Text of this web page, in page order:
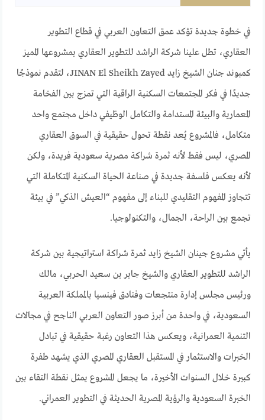
في خطوة جديدة تؤكد عمق التعاون العربي في قطاع التطوير
العقاري، تطل علينا شركة الراشد للتطوير العقاري بمشروعها المميز
كمبوند جنان الشيخ زايد JINAN El Sheikh Zayed، لتقدم نموذجًا
جديدًا في فكر المجتمعات السكنية الراقية التي تمزج بين الفخامة
المعمارية والبيئة المستدامة والتكامل الوظيفي داخل مجتمع واحد
متكامل، فالمشروع يُعد نقطة تحول حقيقية في السوق العقاري
المصري، ليس فقط لأنه ثمرة شراكة مصرية سعودية فريدة، ولكن
لأنه يعكس فلسفة جديدة في صناعة الحياة السكنية المتكاملة التي
تتجاوز المفهوم التقليدي للبناء إلى مفهوم “العيش الذكي” في بيئة
تجمع بين الراحة، الجمال، والتكنولوجيا.
يأتي مشروع جينان الشيخ زايد ثمرة شراكة استراتيجية بين شركة
الراشد للتطوير العقاري والشيخ جابر بن سعيد الحربي، مالك
ورئيس مجلس إدارة منتجعات وفنادق فينسيا بالمملكة العربية
السعودية، في واحدة من أبرز صور التعاون العربي الناجح في مجالات
التنمية العمرانية، ويعكس هذا التعاون رغبة حقيقية في تبادل
الخبرات والاستثمار في المستقبل العقاري المصري الذي يشهد طفرة
كبيرة خلال السنوات الأخيرة، ما يجعل المشروع يمثل نقطة التقاء بين
الخبرة السعودية والرؤية المصرية الحديثة في التطوير العمراني.